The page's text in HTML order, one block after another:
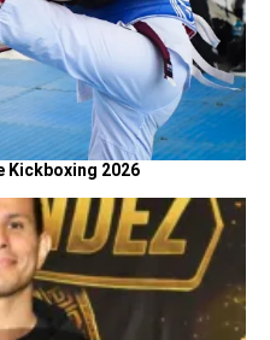
Kickboxing 2026